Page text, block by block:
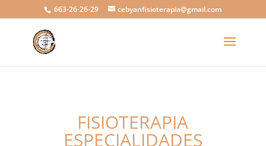
663-26-26-29 cebyanfisioterapia@gmail.com
FISIOTERAPIA
ESPECIALIDADES